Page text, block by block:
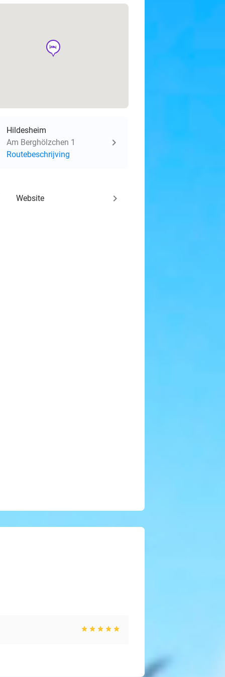
hotel
Hildesheim
Am Berghölzchen 1
Routebeschrijving
Website keyboard_arrow_right